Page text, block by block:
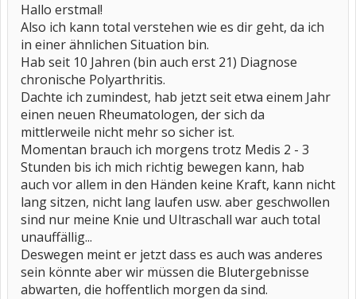
Hallo erstmal!
Also ich kann total verstehen wie es dir geht, da ich
in einer ähnlichen Situation bin.
Hab seit 10 Jahren (bin auch erst 21) Diagnose
chronische Polyarthritis.
Dachte ich zumindest, hab jetzt seit etwa einem Jahr
einen neuen Rheumatologen, der sich da
mittlerweile nicht mehr so sicher ist.
Momentan brauch ich morgens trotz Medis 2 - 3
Stunden bis ich mich richtig bewegen kann, hab
auch vor allem in den Händen keine Kraft, kann nicht
lang sitzen, nicht lang laufen usw. aber geschwollen
sind nur meine Knie und Ultraschall war auch total
unauffällig...
Deswegen meint er jetzt dass es auch was anderes
sein könnte aber wir müssen die Blutergebnisse
abwarten, die hoffentlich morgen da sind.